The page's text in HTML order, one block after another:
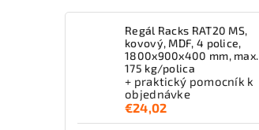
Regál Racks RAT20 MS,
kovový, MDF, 4 police,
1800x900x400 mm, max.
175 kg/polica
+ praktický pomocník k
objednávke
€24,02